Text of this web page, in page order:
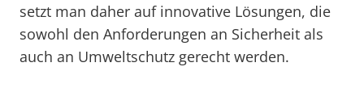
setzt man daher auf innovative Lösungen, die
sowohl den Anforderungen an Sicherheit als
auch an Umweltschutz gerecht werden.